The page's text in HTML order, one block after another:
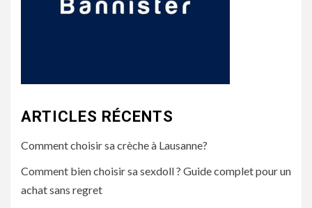
ARTICLES RÉCENTS
Comment choisir sa crèche à Lausanne?
Comment bien choisir sa sexdoll ? Guide complet pour un
achat sans regret